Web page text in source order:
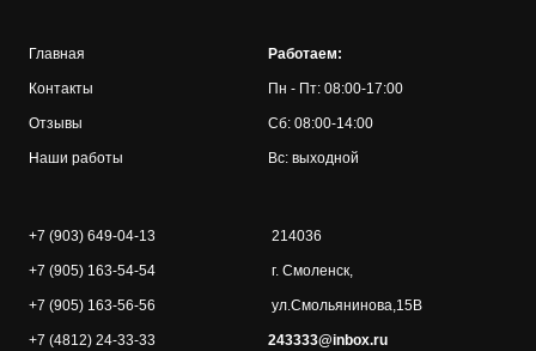
Главная
Контакты
Отзывы
Наши работы
Работаем:
Пн - Пт: 08:00-17:00
Сб: 08:00-14:00
Вс: выходной
+7 (903) 649-04-13
+7 (905) 163-54-54
+7 (905) 163-56-56
+7 (4812) 24-33-33
214036
г. Смоленск,
ул.Смольянинова,15В
243333@inbox.ru